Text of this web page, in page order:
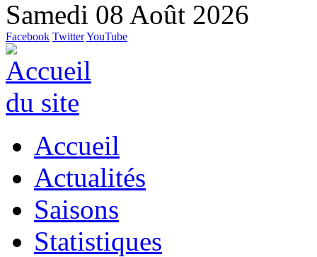
Samedi 08 Août 2026
Facebook TwitterYouTube
Accueil
Actualités
Saisons
Statistiques